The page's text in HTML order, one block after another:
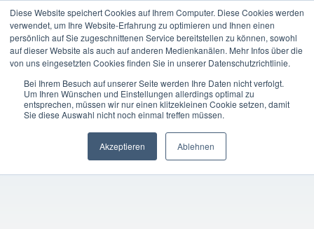
Diese Website speichert Cookies auf Ihrem Computer. Diese Cookies werden
verwendet, um Ihre Website-Erfahrung zu optimieren und Ihnen einen
persönlich auf Sie zugeschnittenen Service bereitstellen zu können, sowohl
auf dieser Website als auch auf anderen Medienkanälen. Mehr Infos über die
von uns eingesetzten Cookies finden Sie in unserer Datenschutzrichtlinie.
Bei Ihrem Besuch auf unserer Seite werden Ihre Daten nicht verfolgt.
Um Ihren Wünschen und Einstellungen allerdings optimal zu
entsprechen, müssen wir nur einen klitzekleinen Cookie setzen, damit
Sie diese Auswahl nicht noch einmal treffen müssen.
Akzeptieren Ablehnen
Connect with q-
bility